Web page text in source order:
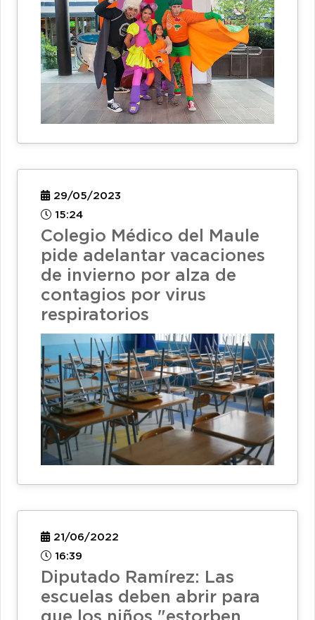
29/05/2023
15:24
Colegio Médico del Maule
pide adelantar vacaciones
de invierno por alza de
contagios por virus
respiratorios
21/06/2022
16:39
Diputado Ramírez: Las
escuelas deben abrir para
que los niños "estorben